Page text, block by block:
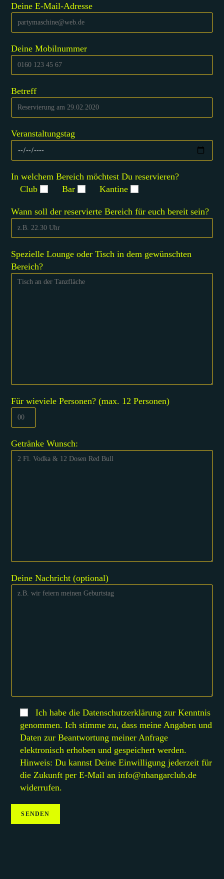
Deine E-Mail-Adresse
Deine Mobilnummer
Betreff
Veranstaltungstag
In welchem Bereich möchtest Du reservieren?
Club
Bar Kantine
Wann soll der reservierte Bereich für euch bereit sein?
Spezielle Lounge oder Tisch in dem gewünschten
Bereich?
Für wieviele Personen? (max. 12 Personen)
Getränke Wunsch:
Deine Nachricht (optional)
Ich habe die Datenschutzerklärung zur Kenntnis
genommen. Ich stimme zu, dass meine Angaben und
Daten zur Beantwortung meiner Anfrage
elektronisch erhoben und gespeichert werden.
Hinweis: Du kannst Deine Einwilligung jederzeit für
die Zukunft per E-Mail an info@nhangarclub.de
widerrufen.